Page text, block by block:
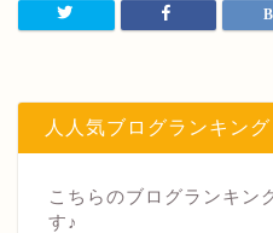
人人気ブログランキング
こちらのブログランキン
す♪